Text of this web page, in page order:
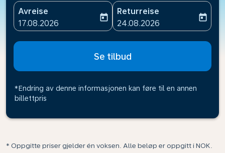
Avreise
fc-booking-departure-date-aria-label
17.08.2026
today
Returreise
fc-booking-return-date-
24.08.2026
today
Se tilbud
*Endring av denne informasjonen kan føre til en annen
billettpris
* Oppgitte priser gjelder én voksen. Alle beløp er oppgitt i NOK.